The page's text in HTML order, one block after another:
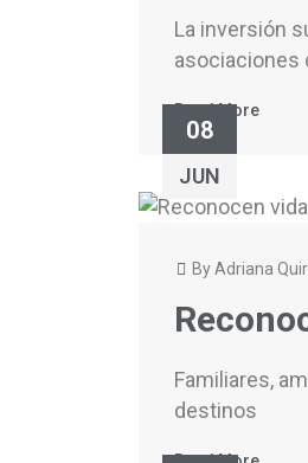
La inversión
asociaciones
Read More
08
JUN
By Adriana
Familiares,
destinos